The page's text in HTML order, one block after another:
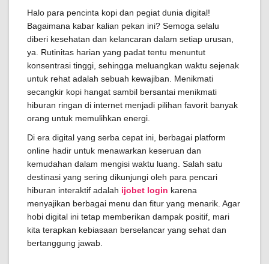
Halo para pencinta kopi dan pegiat dunia digital!
Bagaimana kabar kalian pekan ini? Semoga selalu
diberi kesehatan dan kelancaran dalam setiap urusan,
ya. Rutinitas harian yang padat tentu menuntut
konsentrasi tinggi, sehingga meluangkan waktu sejenak
untuk rehat adalah sebuah kewajiban. Menikmati
secangkir kopi hangat sambil bersantai menikmati
hiburan ringan di internet menjadi pilihan favorit banyak
orang untuk memulihkan energi.
Di era digital yang serba cepat ini, berbagai platform
online hadir untuk menawarkan keseruan dan
kemudahan dalam mengisi waktu luang. Salah satu
destinasi yang sering dikunjungi oleh para pencari
hiburan interaktif adalah ijobet login karena
menyajikan berbagai menu dan fitur yang menarik. Agar
hobi digital ini tetap memberikan dampak positif, mari
kita terapkan kebiasaan berselancar yang sehat dan
bertanggung jawab.